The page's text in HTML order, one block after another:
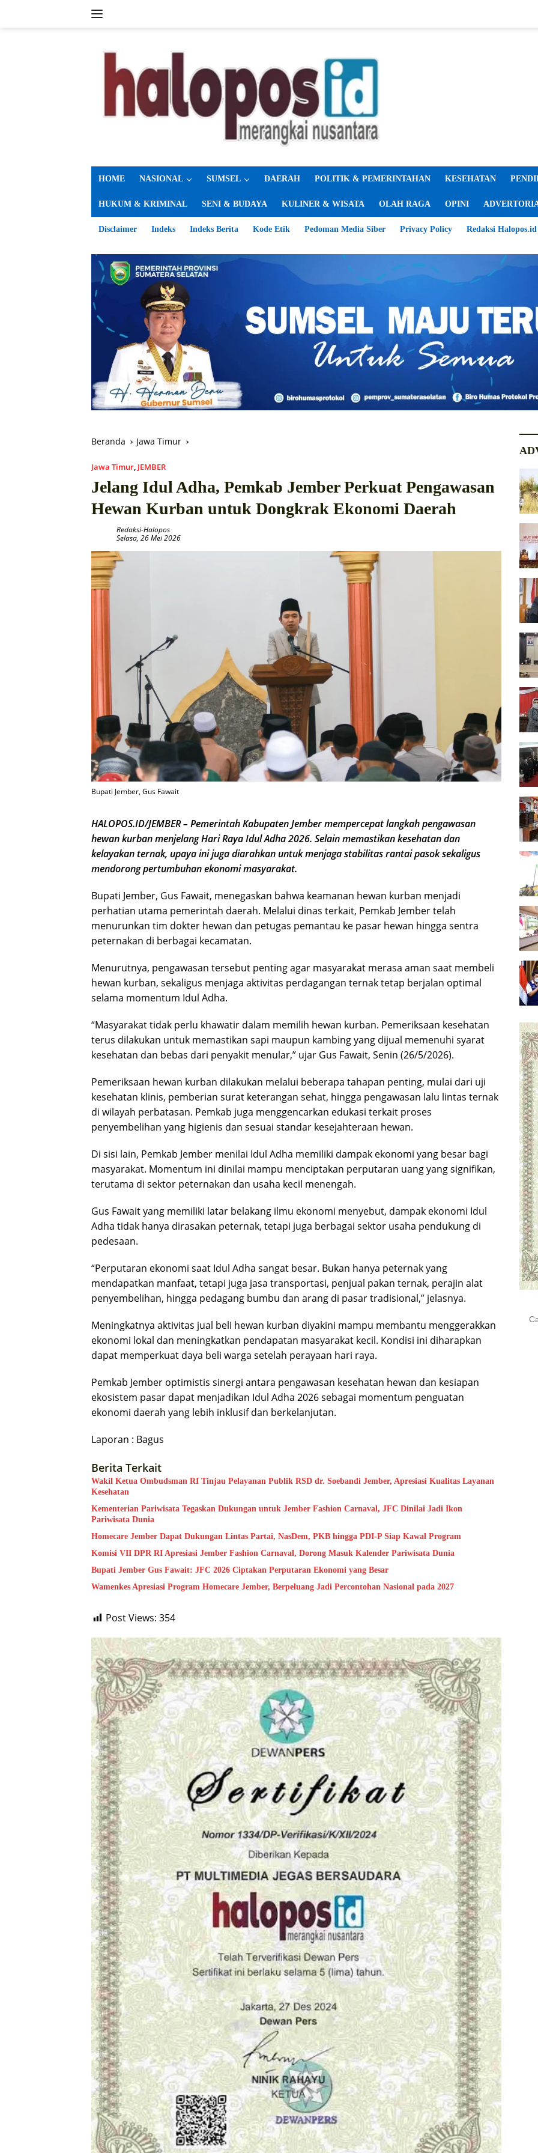
HOME NASIONAL SUMSEL DAERAH POLITIK & PEMERINTAHAN KESEHATAN
HUKUM & KRIMINAL SENI & BUDAYA KULINER & WISATA OLAH RAGA OPINI
Disclaimer Indeks Indeks Berita Kode Etik Pedoman Media Siber Privacy Policy Redaksi Halopos.id
Beranda Jawa Timur
Jawa Timur, JEMBER
Jelang Idul Adha, Pemkab Jember Perkuat Pengawasan
Hewan Kurban untuk Dongkrak Ekonomi Daerah
Redaksi-Halopos
Selasa, 26 Mei 2026
Bupati Jember, Gus Fawait
HALOPOS.ID/JEMBER – Pemerintah Kabupaten Jember mempercepat langkah pengawasan
hewan kurban menjelang Hari Raya Idul Adha 2026. Selain memastikan kesehatan dan
kelayakan ternak, upaya ini juga diarahkan untuk menjaga stabilitas rantai pasok sekaligus
mendorong pertumbuhan ekonomi masyarakat.
Bupati Jember, Gus Fawait, menegaskan bahwa keamanan hewan kurban menjadi
perhatian utama pemerintah daerah. Melalui dinas terkait, Pemkab Jember telah
menurunkan tim dokter hewan dan petugas pemantau ke pasar hewan hingga sentra
peternakan di berbagai kecamatan.
Menurutnya, pengawasan tersebut penting agar masyarakat merasa aman saat membeli
hewan kurban, sekaligus menjaga aktivitas perdagangan ternak tetap berjalan optimal
selama momentum Idul Adha.
“Masyarakat tidak perlu khawatir dalam memilih hewan kurban. Pemeriksaan kesehatan
terus dilakukan untuk memastikan sapi maupun kambing yang dijual memenuhi syarat
kesehatan dan bebas dari penyakit menular,” ujar Gus Fawait, Senin (26/5/2026).
Pemeriksaan hewan kurban dilakukan melalui beberapa tahapan penting, mulai dari uji
kesehatan klinis, pemberian surat keterangan sehat, hingga pengawasan lalu lintas ternak
di wilayah perbatasan. Pemkab juga menggencarkan edukasi terkait proses
penyembelihan yang higienis dan sesuai standar kesejahteraan hewan.
Di sisi lain, Pemkab Jember menilai Idul Adha memiliki dampak ekonomi yang besar bagi
masyarakat. Momentum ini dinilai mampu menciptakan perputaran uang yang signifikan,
terutama di sektor peternakan dan usaha kecil menengah.
Gus Fawait yang memiliki latar belakang ilmu ekonomi menyebut, dampak ekonomi Idul
Adha tidak hanya dirasakan peternak, tetapi juga berbagai sektor usaha pendukung di
pedesaan.
“Perputaran ekonomi saat Idul Adha sangat besar. Bukan hanya peternak yang
mendapatkan manfaat, tetapi juga jasa transportasi, penjual pakan ternak, perajin alat
penyembelihan, hingga pedagang bumbu dan arang di pasar tradisional,” jelasnya.
Meningkatnya aktivitas jual beli hewan kurban diyakini mampu membantu menggerakkan
ekonomi lokal dan meningkatkan pendapatan masyarakat kecil. Kondisi ini diharapkan
dapat memperkuat daya beli warga setelah perayaan hari raya.
Pemkab Jember optimistis sinergi antara pengawasan kesehatan hewan dan kesiapan
ekosistem pasar dapat menjadikan Idul Adha 2026 sebagai momentum penguatan
ekonomi daerah yang lebih inklusif dan berkelanjutan.
Laporan : Bagus
Berita Terkait
Wakil Ketua Ombudsman RI Tinjau Pelayanan Publik RSD dr. Soebandi Jember, Apresiasi Kualitas Layanan
Kesehatan
Kementerian Pariwisata Tegaskan Dukungan untuk Jember Fashion Carnaval, JFC Dinilai Jadi Ikon
Pariwisata Dunia
Homecare Jember Dapat Dukungan Lintas Partai, NasDem, PKB hingga PDI-P Siap Kawal Program
Komisi VII DPR RI Apresiasi Jember Fashion Carnaval, Dorong Masuk Kalender Pariwisata Dunia
Bupati Jember Gus Fawait: JFC 2026 Ciptakan Perputaran Ekonomi yang Besar
Wamenkes Apresiasi Program Homecare Jember, Berpeluang Jadi Percontohan Nasional pada 2027
Post Views: 354